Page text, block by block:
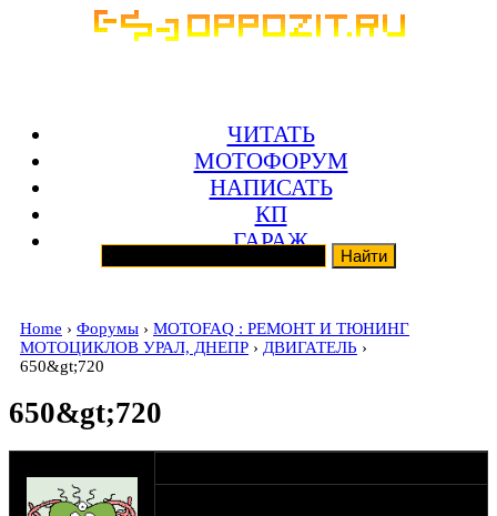
ЧИТАТЬ
МОТОФОРУМ
НАПИСАТЬ
КП
ГАРАЖ
Home › Форумы › MOTOFAQ : РЕМОНТ И ТЮНИНГ
МОТОЦИКЛОВ УРАЛ, ДНЕПР › ДВИГАТЕЛЬ ›
650&gt;720
650&gt;720